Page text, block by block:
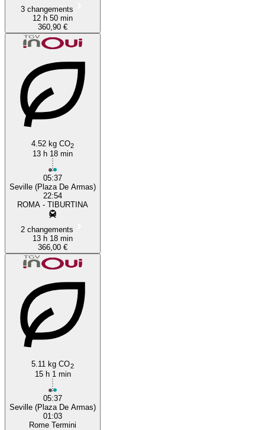
3 changements
12 h 50 min
360,90 €
4.52 kg CO2
13 h 18 min
05:37
Seville (Plaza De Armas)
22:54
ROMA - TIBURTINA
2 changements
13 h 18 min
366,00 €
5.11 kg CO2
15 h 1 min
05:37
Seville (Plaza De Armas)
01:03
Rome Termini